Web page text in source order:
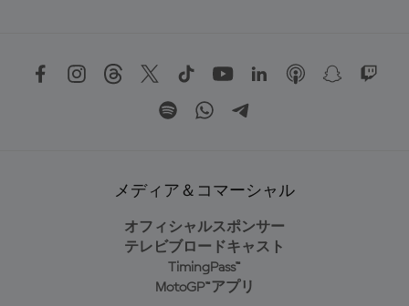
メディア＆コマーシャル
オフィシャルスポンサー
テレビブロードキャスト
TimingPass™
MotoGP™アプリ